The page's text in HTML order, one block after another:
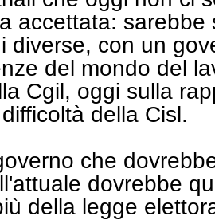
accettata: sarebbe
diverse, con un
del mondo del
Cgil, oggi sulla
della Cisl.
che
dovrebbe
della legge